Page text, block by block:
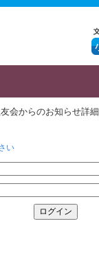
友会からのお知らせ詳細
い